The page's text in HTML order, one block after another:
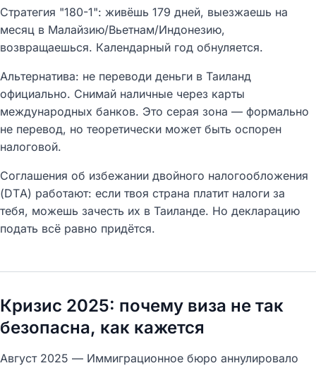
Стратегия "180-1": живёшь 179 дней, выезжаешь на
месяц в Малайзию/Вьетнам/Индонезию,
возвращаешься. Календарный год обнуляется.
Альтернатива: не переводи деньги в Таиланд
официально. Снимай наличные через карты
международных банков. Это серая зона — формально
не перевод, но теоретически может быть оспорен
налоговой.
Соглашения об избежании двойного налогообложения
(DTA) работают: если твоя страна платит налоги за
тебя, можешь зачесть их в Таиланде. Но декларацию
подать всё равно придётся.
Кризис 2025: почему виза не так
безопасна, как кажется
Август 2025 — Иммиграционное бюро аннулировало